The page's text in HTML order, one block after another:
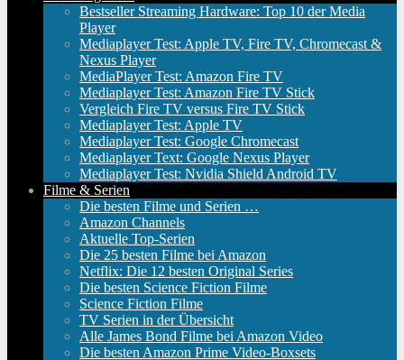
Bestseller Streaming Hardware: Top 10 der Media
Player
Mediaplayer Test: Apple TV, Fire TV, Chromecast &
Nexus Player
MediaPlayer Test: Amazon Fire TV
Mediaplayer Test: Amazon Fire TV Stick
Vergleich Fire TV versus Fire TV Stick
Mediaplayer Test: Apple TV
Mediaplayer Test: Google Chromecast
Mediaplayer Text: Google Nexus Player
Mediaplayer Test: Nvidia Shield Android TV
Filme & Serien
Die besten Filme und Serien …
Amazon Channels
Aktuelle Top-Serien
Die 25 besten Filme bei Amazon
Netflix: Die 12 besten Original Series
Die besten Science Fiction Filme
Science Fiction Filme
TV Serien in der Übersicht
Alle James Bond Filme bei Amazon Video
Die besten Amazon Prime Video-Boxsets